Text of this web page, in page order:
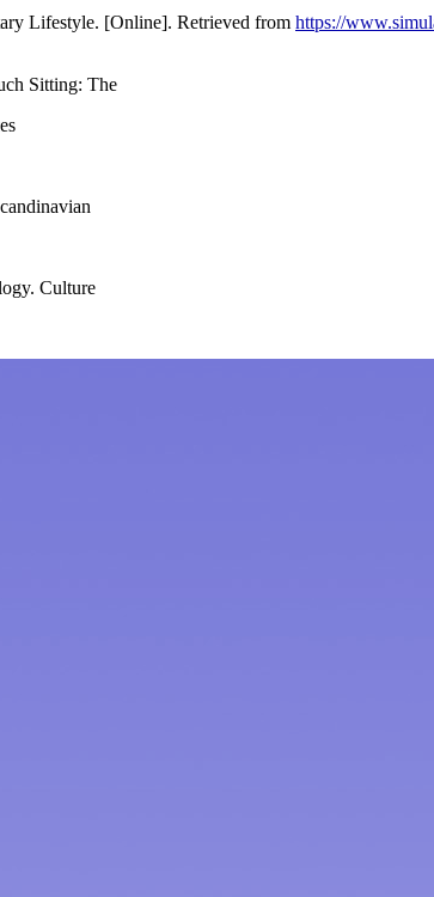
Lifestyle. [Online]. Retrieved from https://
Sitting: The
Culture